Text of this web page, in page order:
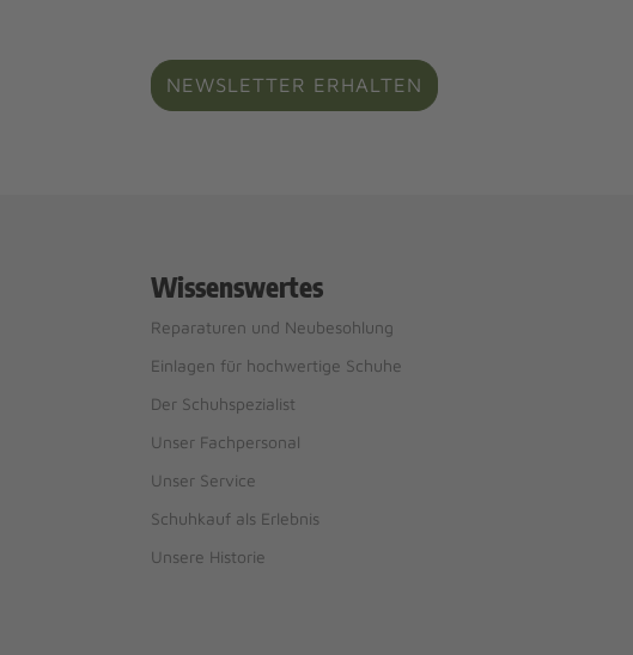
NEWSLETTER ERHALTEN
Wissenswertes
Reparaturen und Neubesohlung
Einlagen für hochwertige Schuhe
Der Schuhspezialist
Unser Fachpersonal
Unser Service
Schuhkauf als Erlebnis
Unsere Historie